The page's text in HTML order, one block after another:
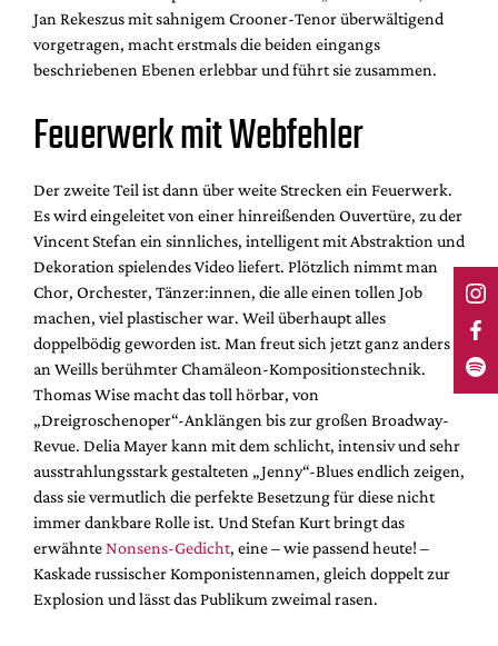
Jan Rekeszus mit sahnigem Crooner-Tenor überwältigend
vorgetragen, macht erstmals die beiden eingangs
beschriebenen Ebenen erlebbar und führt sie zusammen.
Feuerwerk mit Webfehler
Der zweite Teil ist dann über weite Strecken ein Feuerwerk.
Es wird eingeleitet von einer hinreißenden Ouvertüre, zu der
Vincent Stefan ein sinnliches, intelligent mit Abstraktion und
Dekoration spielendes Video liefert. Plötzlich nimmt man
Chor, Orchester, Tänzer:innen, die alle einen tollen Job
machen, viel plastischer war. Weil überhaupt alles
doppelbödig geworden ist. Man freut sich jetzt ganz anders
an Weills berühmter Chamäleon-Kompositionstechnik.
Thomas Wise macht das toll hörbar, von
„Dreigroschenoper“-Anklängen bis zur großen Broadway-
Revue. Delia Mayer kann mit dem schlicht, intensiv und sehr
ausstrahlungsstark gestalteten „Jenny“-Blues endlich zeigen,
dass sie vermutlich die perfekte Besetzung für diese nicht
immer dankbare Rolle ist. Und Stefan Kurt bringt das
erwähnteNonsens-Gedicht, eine – wie passend heute! –
Kaskade russischer Komponistennamen, gleich doppelt zur
Explosion und lässt das Publikum zweimal rasen.